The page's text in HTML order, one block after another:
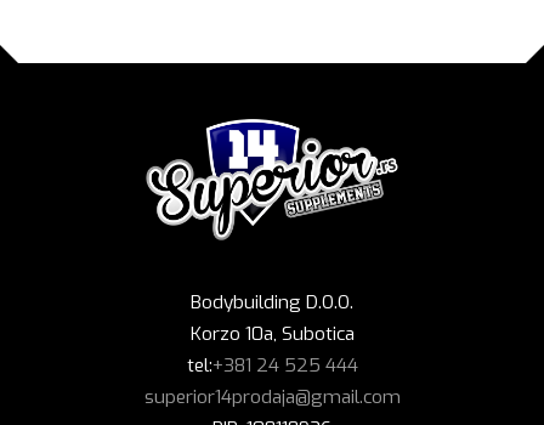
Bodybuilding D.O.O.
Korzo 10a, Subotica
tel:+381 24 525 444
superior14prodaja@gmail.com